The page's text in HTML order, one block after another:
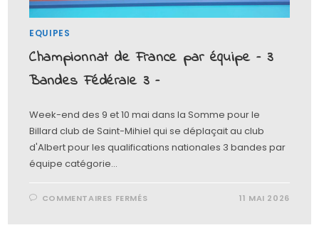
EQUIPES
Championnat de France par équipe – 3
Bandes Fédérale 3 –
Week-end des 9 et 10 mai dans la Somme pour le
Billard club de Saint-Mihiel qui se déplaçait au club
d'Albert pour les qualifications nationales 3 bandes par
équipe catégorie…
COMMENTAIRES FERMÉS 11 MAI 2026